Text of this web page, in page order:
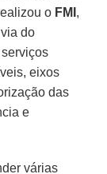
o FMI ,
do
eixos
das
e
várias